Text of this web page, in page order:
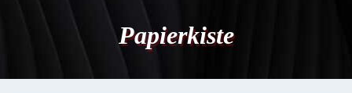
Papierkiste